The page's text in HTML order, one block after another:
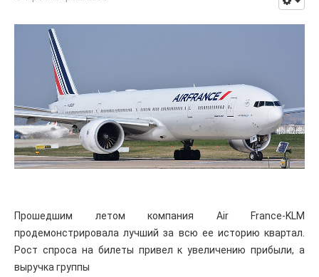
Прошедшим летом компания Air France-KLM
продемонстрировала лучший за всю ее историю квартал.
Рост спроса на билеты привел к увеличению прибыли, а
выручка группы